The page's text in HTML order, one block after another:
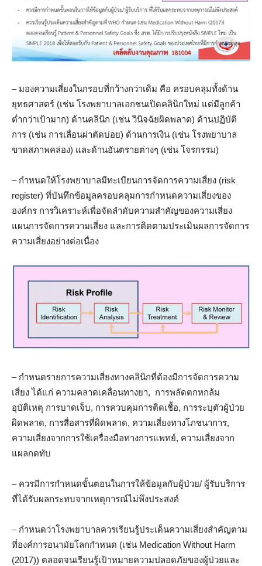
– มองความเสี่ยงในกรอบที่กว้างกว่าเดิม คือ ครอบคลุมทั้งด้าน
ยุทธศาสตร์ (เช่น โรงพยาบาลเอกชนเปิดคลินิกใหม่ แต่มีลูกค้า
ต่ำกว่าเป้ามาก) ด้านคลินิก (เช่น วินิจฉัยผิดพลาด) ด้านปฏิบัติ
การ (เช่น การเลื่อนผ่าตัดบ่อย) ด้านการเงิน (เช่น โรงพยาบาล
ขาดสภาพคล่อง) และด้านอันตรายต่างๆ (เช่น โจรกรรม)
– กำหนดให้โรงพยาบาลมีทะเบียนการจัดการความเสี่ยง (risk
register) ที่บันทึกข้อมูลครอบคลุมการกำหนดความเสี่ยงของ
องค์กร การวิเคราะห์เพื่อจัดลำดับความสำคัญของความเสี่ยง
แผนการจัดการความเสี่ยง และการติดตามประเมินผลการจัดการ
ความเสี่ยงอย่างต่อเนื่อง
– กำหนดรายการความเสี่ยงทางคลินิกที่ต้องมีการจัดการความ
เสี่ยง ได้แก่ ความคลาดเคลื่อนทางยา, การพลัดตกหกล้ม
อุบัติเหตุ การบาดเจ็บ, การควบคุมการติดเชื้อ, การระบุตัวผู้ป่วย
ผิดพลาด, การสื่อสารที่ผิดพลาด, ความเสี่ยงทางโภชนาการ,
ความเสี่ยงจากการใช้เครื่องมือทางการแพทย์, ความเสี่ยงจาก
แผลกดทับ
– ควรมีการกำหนดขั้นตอนในการให้ข้อมูลกับผู้ป่วย/ ผู้รับบริการ
ที่ได้รับผลกระทบจากเหตุการณ์ไม่พึงประสงค์
– กำหนดว่าโรงพยาบาลควรเรียนรู้ประเด็นความเสี่ยงสำคัญตาม
ที่องค์การอนามัยโลกกำหนด (เช่น Medication Without Harm
(2017)) ตลอดจนเรียนรู้เป้าหมายความปลอดภัยของผู้ป่วยและ